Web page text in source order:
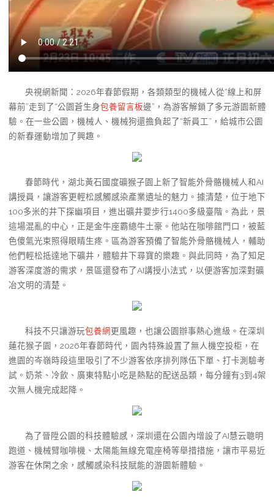
央視網新聞：2026年春節假期，各類類型的機械人從“線上和屏
幕前”走到了“公園蒼生身包養留言板邊”，為游客解鎖了多元游園新體
驗。在一些公園，機械人、機械狗還擔負起了“新員工”，給城市公園
的新春運動增加了興趣。
春節時代，湖北黃石國度礦猴子園上新了智能外骨骼機械人和AI
講授員，讓游客更輕松感觸感染產業遺址的魅力。據清楚，位于地下
100多米的井下探幽項目，進出礦井要步行1400多級臺階。為此，景
這場混亂的中心，正是金牛座霸總牛土豪。他站在咖啡館門口，被藍
色傻氣光束照得眼睛生疼。區為游客預備了智能外骨骼機械人，輔助
他們輕松抵達地下礦井，體驗井下尋寶的樂趣。與此同時，為了知足
游客深度游的需求，景區還發布了AI講授小法式，以便游客加深對礦
冶文明的清楚。
科技不只讓游玩包養網更風趣，也讓公園辦事熱心進級。在深圳
蓮花猴子園，2026年春節時代，園內特殊設置了無人機空投柜，在
進園的岑嶺時段這里吸引了不少游客依序排列隊伍下單、打卡測驗考
試。奶茶、冷飲、廣東特點小吃是熱點的配送品類，每分鐘有3到4架
次無人機完成起降。
為了晉陞公園的科技體驗感，深圳還在公園內增設了AI慧云聰明
跑道、機械臂咖啡機、太陽能無線充電座椅等舉措措施，讓市平易近
游客在休閑之余，感觸感染科技賦能的游園新體驗。